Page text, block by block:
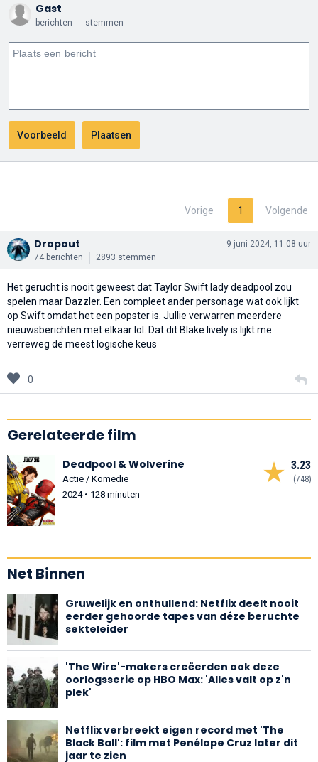
Gast
berichten stemmen
Vorige 1 Volgende
Dropout
74 berichten 2893 stemmen
9 juni 2024, 11:08 uur
Het gerucht is nooit geweest dat Taylor Swift lady deadpool zou
spelen maar Dazzler. Een compleet ander personage wat ook lijkt
op Swift omdat het een popster is. Jullie verwarren meerdere
nieuwsberichten met elkaar lol. Dat dit Blake lively is lijkt me
verreweg de meest logische keus
0
Gerelateerde film
3.23
(748)
Deadpool & Wolverine
Actie / Komedie
2024 • 128 minuten
Net Binnen
Gruwelijk en onthullend: Netflix deelt nooit
eerder gehoorde tapes van déze beruchte
sekteleider
'The Wire'-makers creëerden ook deze
oorlogsserie op HBO Max: 'Alles valt op z'n
plek'
Netflix verbreekt eigen record met 'The
Black Ball': film met Penélope Cruz later dit
jaar te zien